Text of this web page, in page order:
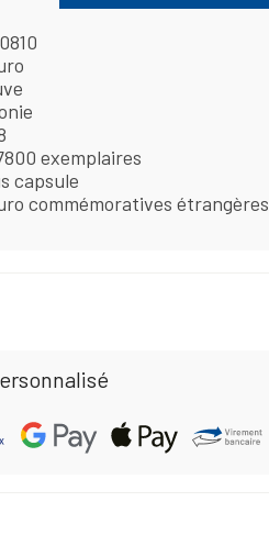
exemplaires
capsule
commémoratives étrangères